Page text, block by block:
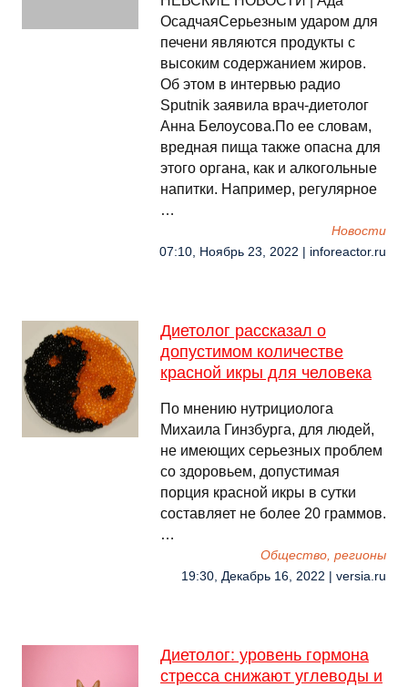
ОсадчаяСерьезным ударом для
печени являются продукты с
высоким содержанием жиров.
Об этом в интервью радио
Sputnik заявила врач-диетолог
Анна Белоусова.По ее словам,
вредная пища также опасна для
этого органа, как и алкогольные
напитки. Например, регулярное
…
Новости
07:10, Ноябрь 23, 2022 | inforeactor.ru
Диетолог рассказал о
допустимом количестве
красной икры для человека
По мнению нутрициолога
Михаила Гинзбурга, для людей,
не имеющих серьезных проблем
со здоровьем, допустимая
порция красной икры в сутки
составляет не более 20 граммов.
…
Общество, регионы
19:30, Декабрь 16, 2022 | versia.ru
Диетолог: уровень гормона
стресса снижают углеводы и